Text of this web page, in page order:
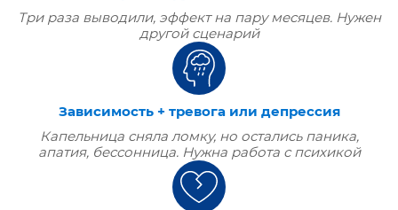
Три раза выводили, эффект на пару месяцев. Нужен
другой сценарий
Зависимость + тревога или депрессия
Капельница сняла ломку, но остались паника,
апатия, бессонница. Нужна работа с психикой